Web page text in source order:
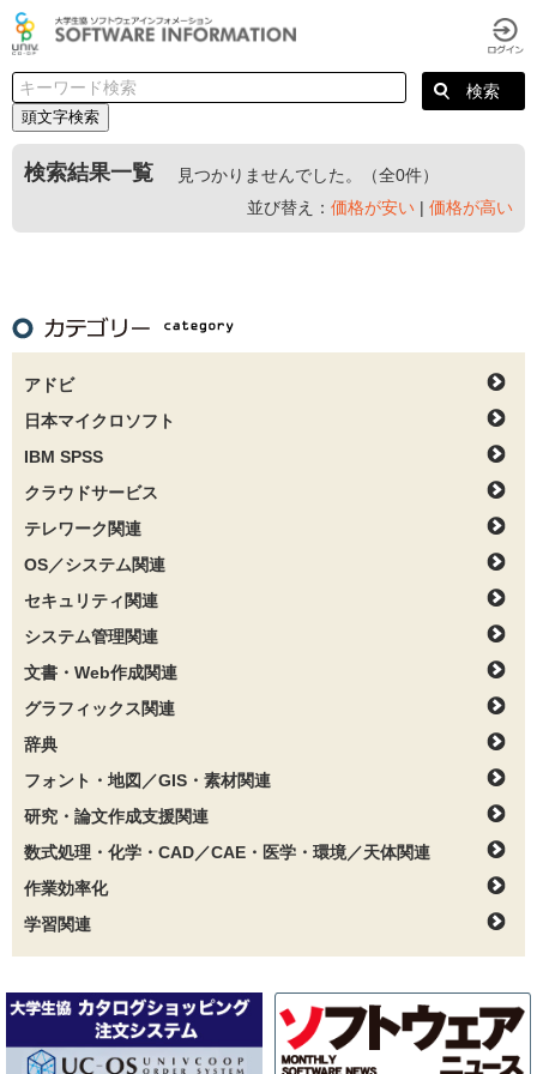
頭文字検索
検索結果一覧
見つかりませんでした。（全0件）
並び替え： 価格が安い | 価格が高い
アドビ
日本マイクロソフト
IBM SPSS
クラウドサービス
テレワーク関連
OS／システム関連
セキュリティ関連
システム管理関連
文書・Web作成関連
グラフィックス関連
辞典
フォント・地図／GIS・素材関連
研究・論文作成支援関連
数式処理・化学・CAD／CAE・医学・環境／天体関連
作業効率化
学習関連